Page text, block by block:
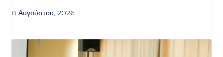
8 Αυγούστου, 2026